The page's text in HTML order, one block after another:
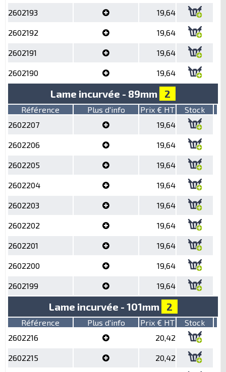
2602193 19,64
2602192 19,64
2602191 19,64
2602190 19,64
Lame incurvée - 89mm 2
Référence Plus d'info Prix € HT
Stock
2602207
19,64
2602206 19,64
2602205 19,64
2602204 19,64
2602203 19,64
2602202 19,64
2602201 19,64
2602200 19,64
2602199 19,64
Lame incurvée - 101mm 2
Référence Plus d'info Prix € HT
Stock
2602216
20,42
2602215 20,42